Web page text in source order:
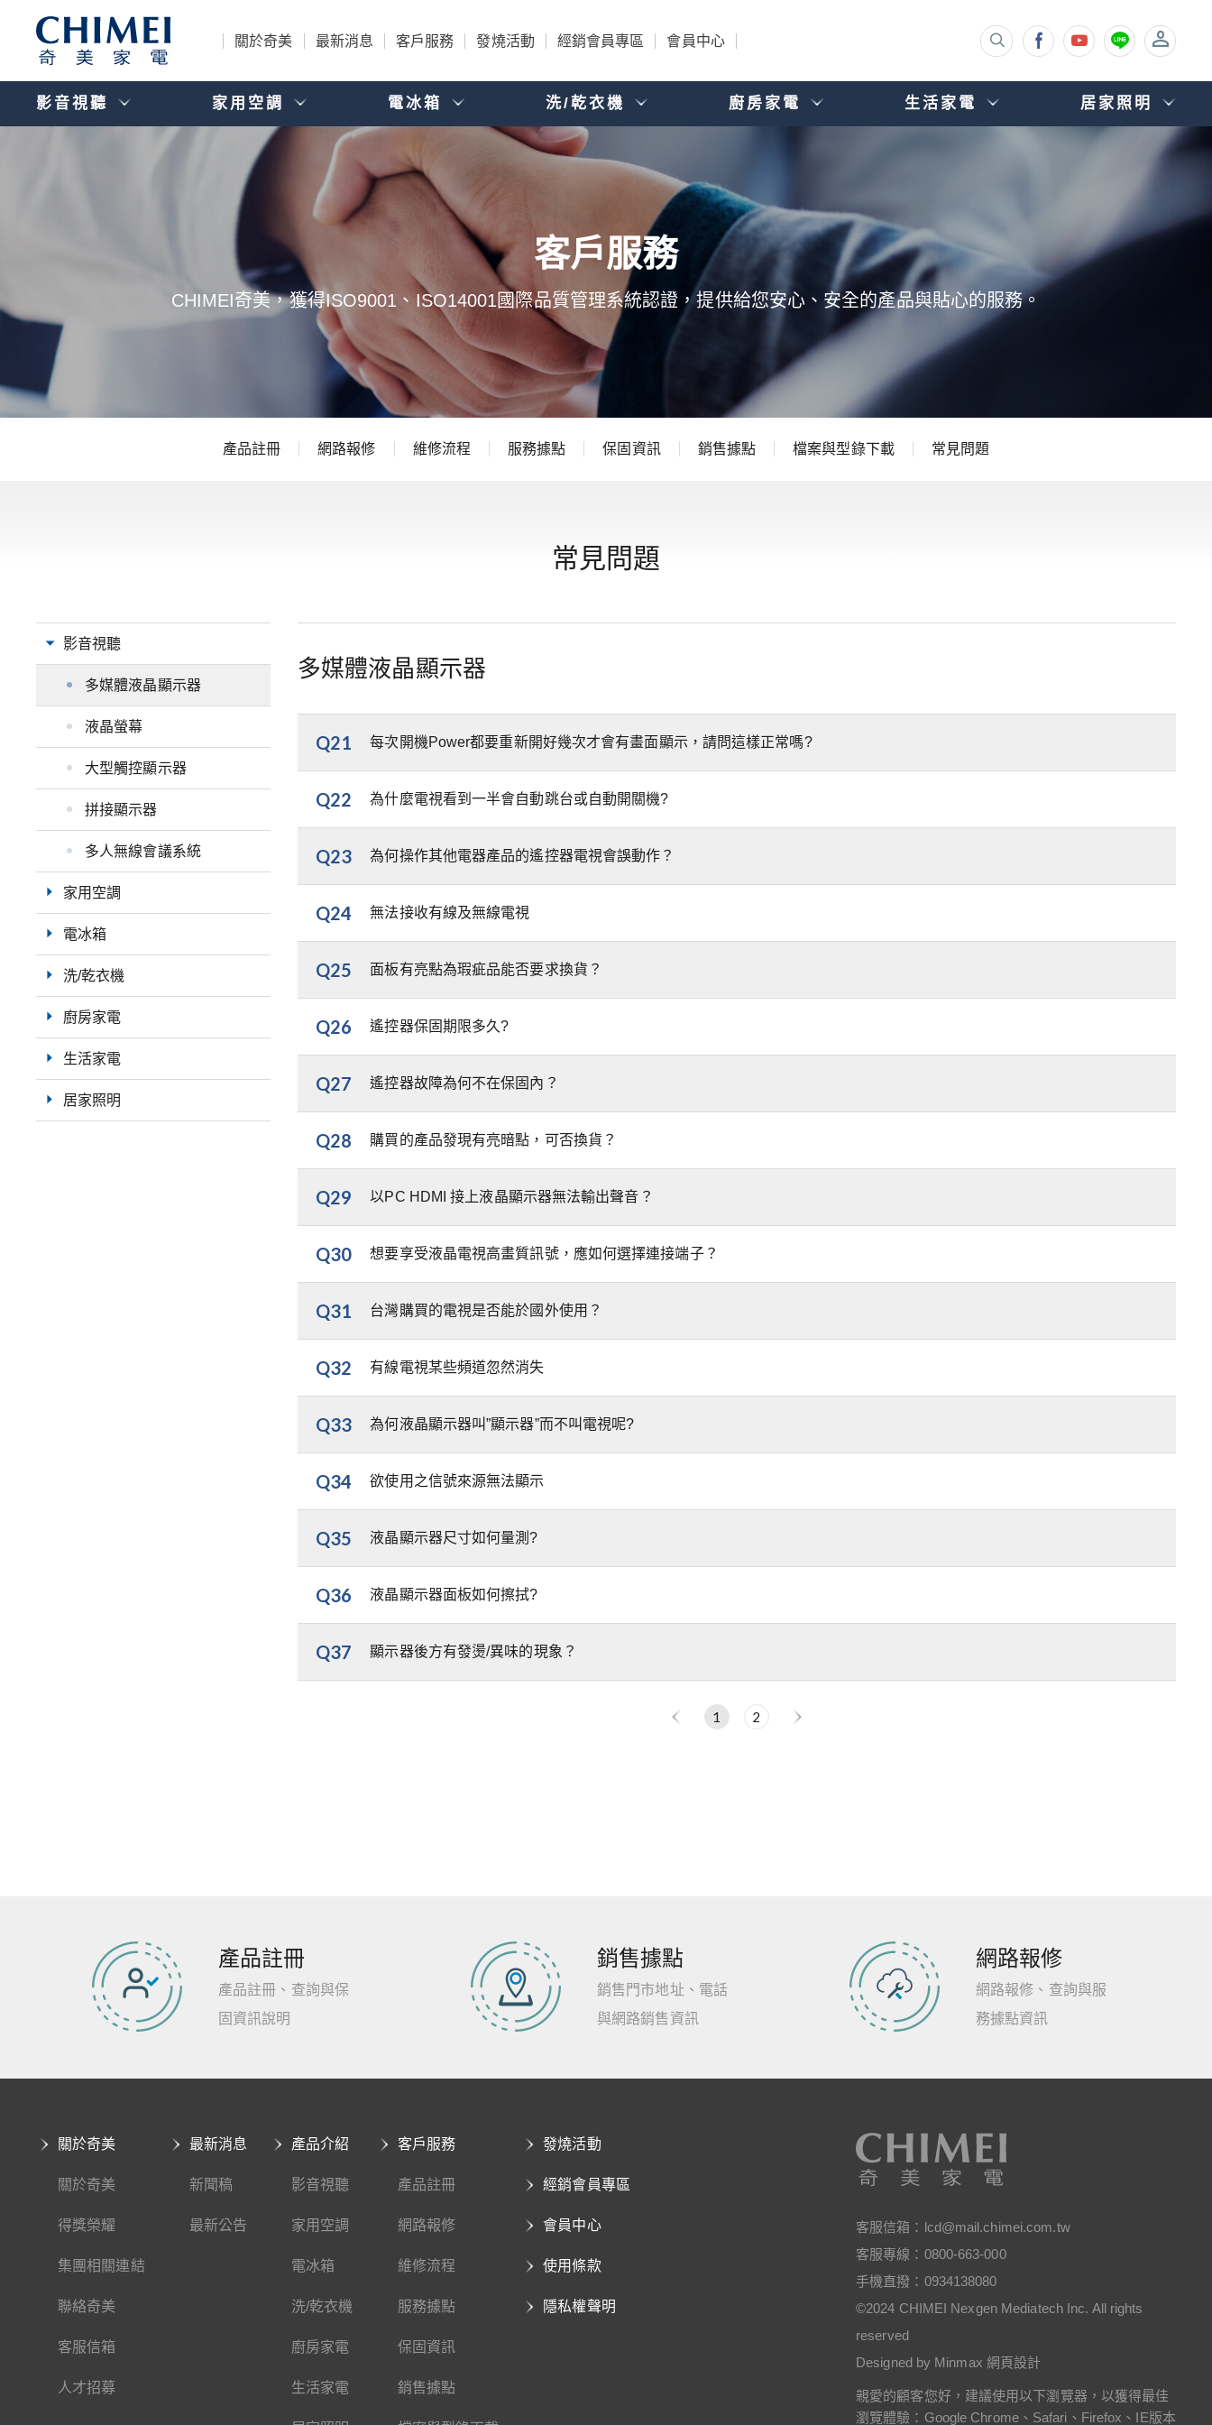
關於奇美 最新消息 客戶服務 發燒活動 經銷會員專區 會員中心
影音視聽 家用空調 電冰箱 洗/乾衣機 廚房家電 生活家電 居家照明
CHIMEI奇美，獲得ISO9001、ISO14001國際品質管理系統認證，提供給您安心、安全的產品與貼心的服務。
產品註冊 網路報修 維修流程 服務據點 保固資訊 銷售據點 檔案與型錄下載 常見問題
常見問題
影音視聽
多媒體液晶顯示器
液晶螢幕
大型觸控顯示器
拼接顯示器
多人無線會議系統
家用空調
電冰箱
洗/乾衣機
廚房家電
生活家電
居家照明
多媒體液晶顯示器
Q21 每次開機Power都要重新開好幾次才會有畫面顯示，請問這樣正常嗎?
Q22 為什麼電視看到一半會自動跳台或自動開關機?
Q23 為何操作其他電器產品的遙控器電視會誤動作？
Q24 無法接收有線及無線電視
Q25 面板有亮點為瑕疵品能否要求換貨？
Q26 遙控器保固期限多久?
Q27 遙控器故障為何不在保固內？
Q28 購買的產品發現有亮暗點，可否換貨？
Q29 以PC HDMI 接上液晶顯示器無法輸出聲音？
Q30 想要享受液晶電視高畫質訊號，應如何選擇連接端子？
Q31 台灣購買的電視是否能於國外使用？
Q32 有線電視某些頻道忽然消失
Q33 為何液晶顯示器叫”顯示器”而不叫電視呢?
Q34 欲使用之信號來源無法顯示
Q35 液晶顯示器尺寸如何量測?
Q36 液晶顯示器面板如何擦拭?
Q37 顯示器後方有發燙/異味的現象？
1 2
產品註冊
產品註冊、查詢與保
固資訊說明
銷售據點
銷售門市地址、電話
與網路銷售資訊
網路報修
網路報修、查詢與服
務據點資訊
關於奇美
關於奇美
得獎榮耀
集團相關連結
聯絡奇美
客服信箱
人才招募
最新消息
新聞稿
最新公告
產品介紹
影音視聽
家用空調
電冰箱
洗/乾衣機
廚房家電
生活家電
客戶服務
產品註冊
網路報修
維修流程
服務據點
保固資訊
銷售據點
發燒活動
經銷會員專區
會員中心
使用條款
隱私權聲明
客服信箱： lcd@mail.chimei.com.tw
客服專線： 0800-663-000
手機直撥： 0934138080
©2024 CHIMEI Nexgen Mediatech Inc. All rights
reserved
Designed by Minmax 網頁設計
親愛的顧客您好，建議使用以下瀏覽器，以獲得最佳
瀏覽體驗：Google Chrome、Safari、Firefox、IE版本